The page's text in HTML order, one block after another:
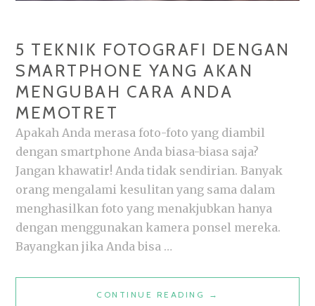
5 TEKNIK FOTOGRAFI DENGAN
SMARTPHONE YANG AKAN
MENGUBAH CARA ANDA
MEMOTRET
Apakah Anda merasa foto-foto yang diambil
dengan smartphone Anda biasa-biasa saja?
Jangan khawatir! Anda tidak sendirian. Banyak
orang mengalami kesulitan yang sama dalam
menghasilkan foto yang menakjubkan hanya
dengan menggunakan kamera ponsel mereka.
Bayangkan jika Anda bisa …
CONTINUE READING →